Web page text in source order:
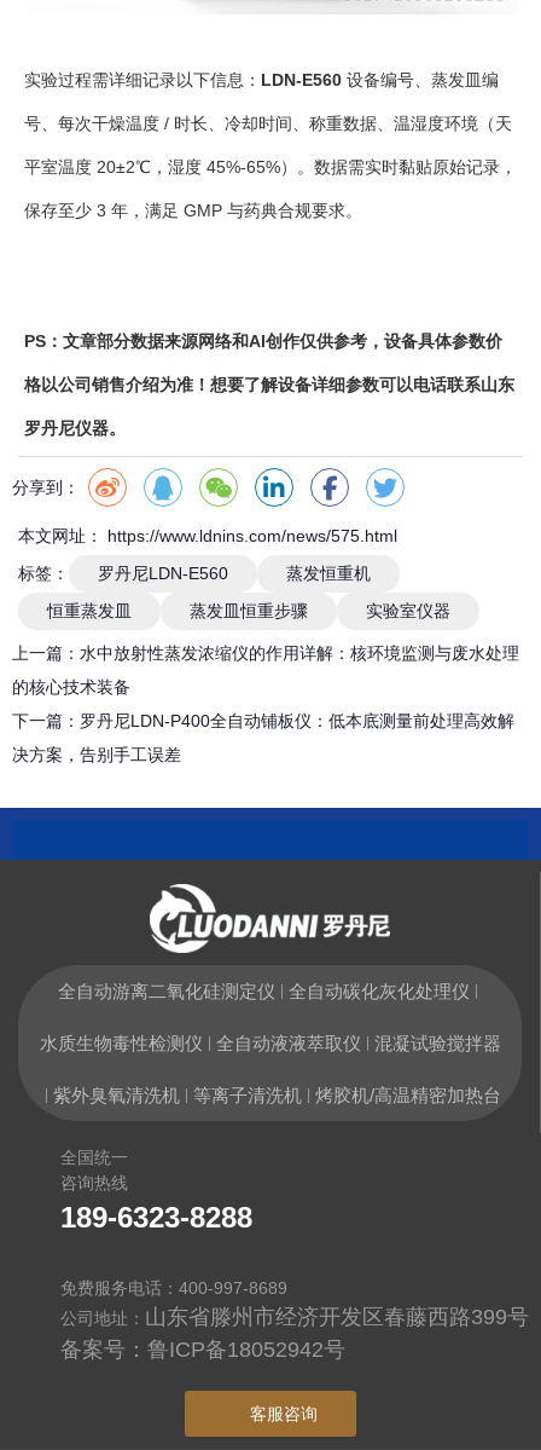
实验过程需详细记录以下信息： LDN-E560 设备编号、蒸发皿编
号、每次干燥温度 / 时长、冷却时间、称重数据、温湿度环境（天
平室温度 20±2℃，湿度 45%-65%）。数据需实时黏贴原始记录，
保存至少 3 年，满足 GMP 与药典合规要求。
PS：文章部分数据来源网络和AI创作仅供参考，设备具体参数价
格以公司销售介绍为准！想要了解设备详细参数可以电话联系山东
罗丹尼仪器。
分享到：
本文网址： https://www.ldnins.com/news/575.html
标签：
罗丹尼LDN-E560
蒸发恒重机
恒重蒸发皿
蒸发皿恒重步骤 实验室仪器
上一篇： 水中放射性蒸发浓缩仪的作用详解：核环境监测与废水处理
的核心技术装备
下一篇： 罗丹尼LDN-P400全自动铺板仪：低本底测量前处理高效解
决方案，告别手工误差
全自动游离二氧化硅测定仪 全自动碳化灰化处理仪
水质生物毒性检测仪 全自动液液萃取仪 混凝试验搅拌器
紫外臭氧清洗机 等离子清洗机 烤胶机/高温精密加热台
全国统一
咨询热线
189-6323-8288
免费服务电话：400-997-8689
公司地址： 山东省滕州市经济开发区春藤西路399号
备案号： 鲁ICP备18052942号
客服咨询